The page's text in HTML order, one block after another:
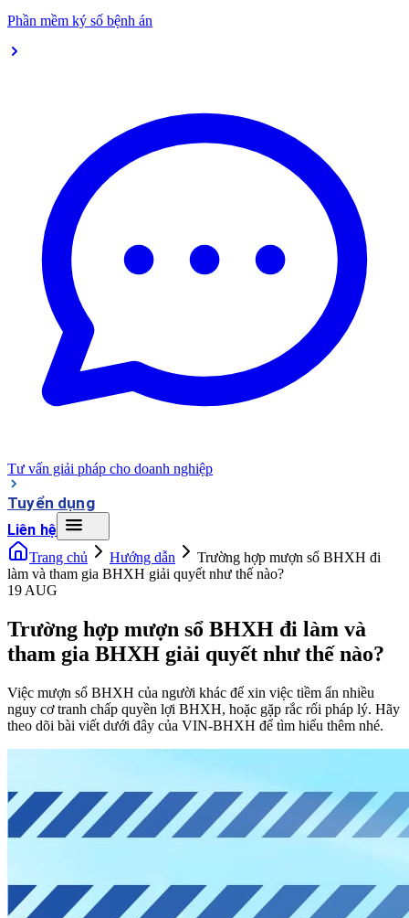
Phần mềm ký số bệnh án
Tư vấn giải pháp cho doanh nghiệp
Tuyển dụng
Liên hệ
Trang chủ Hướng dẫn
Trường hợp mượn sổ BHXH đi
làm và tham gia BHXH giải quyết như thế nào?
19 AUG
Trường hợp mượn sổ BHXH đi làm và
tham gia BHXH giải quyết như thế nào?
Việc mượn sổ BHXH của người khác để xin việc tiềm ẩn nhiều
nguy cơ tranh chấp quyền lợi BHXH, hoặc gặp rắc rối pháp lý. Hãy
theo dõi bài viết dưới đây của VIN-BHXH để tìm hiểu thêm nhé.